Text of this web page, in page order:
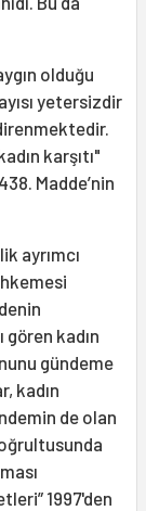
olduğu
yetersizdir
karşıtı"
Madde’nin
ayrımcı
kadın
gündeme
kadın
de olan
1997'den